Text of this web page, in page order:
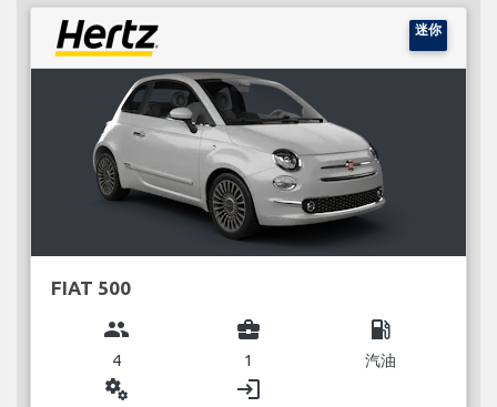
迷你
FIAT 500
group
4
business_center
1
local_gas_station
汽油
miscellaneous_services login